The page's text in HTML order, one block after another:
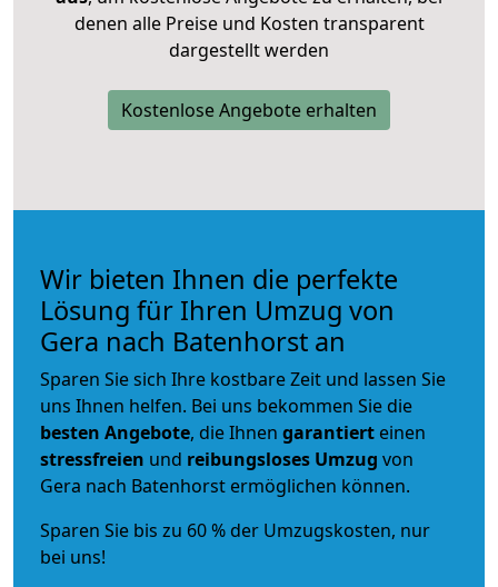
denen alle Preise und Kosten transparent
dargestellt werden
Kostenlose Angebote erhalten
Wir bieten Ihnen die perfekte
Lösung für Ihren Umzug von
Gera nach Batenhorst an
Sparen Sie sich Ihre kostbare Zeit und lassen Sie
uns Ihnen helfen. Bei uns bekommen Sie die
besten Angebote, die Ihnen garantiert einen
stressfreien und reibungsloses Umzug von
Gera nach Batenhorst ermöglichen können.
Sparen Sie bis zu 60 % der Umzugskosten, nur
bei uns!